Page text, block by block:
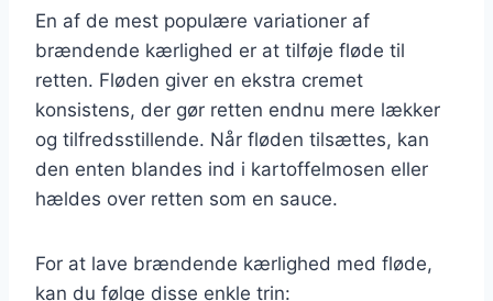
En af de mest populære variationer af
brændende kærlighed er at tilføje fløde til
retten. Fløden giver en ekstra cremet
konsistens, der gør retten endnu mere lækker
og tilfredsstillende. Når fløden tilsættes, kan
den enten blandes ind i kartoffelmosen eller
hældes over retten som en sauce.
For at lave brændende kærlighed med fløde,
kan du følge disse enkle trin: